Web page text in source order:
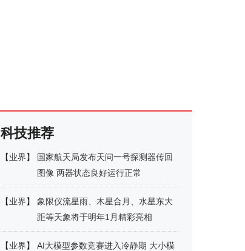
科技推荐
【业界】
国家航天局发布天问一号探测器传回
图像 两器状态良好运行正常
【业界】
象限仪流星雨、木星合月、水星东大
距等天象将于明年1月精彩亮相
【业界】
AI大模型参数竞赛进入冷静期 大小模